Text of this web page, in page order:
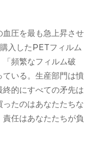
圧を最も急上昇させ
入したPETフィルム
頻繁なフィルム破
いる。生産部門は憤
的にすべての矛先は
たのはあなたたちな
任はあなたたちが負